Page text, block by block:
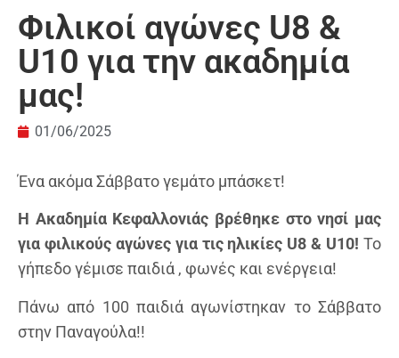
Φιλικοί αγώνες U8 &
U10 για την ακαδημία
μας!
01/06/2025
Ένα ακόμα Σάββατο γεμάτο μπάσκετ!
Η Ακαδημία Κεφαλλονιάς βρέθηκε στο νησί μας
για φιλικούς αγώνες για τις ηλικίες U8 & U10! Το
γήπεδο γέμισε παιδιά , φωνές και ενέργεια!
Πάνω από 100 παιδιά αγωνίστηκαν το Σάββατο
στην Παναγούλα!!